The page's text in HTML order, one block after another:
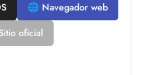
🌐 Navegador web
oficial